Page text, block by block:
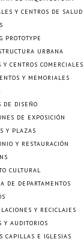
Y CENTROS DE SALUD
PROTOTYPE
URBANA
Y CENTROS COMERCIALES
Y MEMORIALES
DE DISEÑO
DE EXPOSICIÓN
Y PLAZAS
Y RESTAURACIÓN
CULTURAL
DE DEPARTAMENTOS
Y RECICLAJES
Y AUDITORIOS
CAPILLAS E IGLESIAS